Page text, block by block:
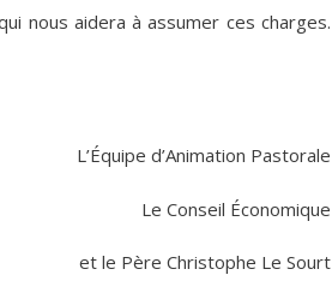
nous aidera à assumer ces charges.
L’Équipe d’Animation Pastorale
Le Conseil Économique
et le Père Christophe Le Sourt